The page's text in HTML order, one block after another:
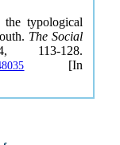
typological
The Social
128.
[In